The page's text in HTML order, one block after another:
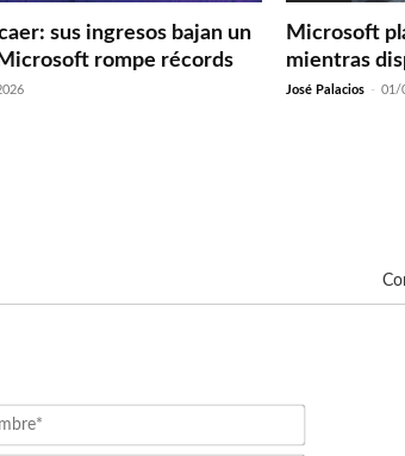
sus ingresos bajan un
rompe récords
Microsoft
mientras
José Palacios - 01/